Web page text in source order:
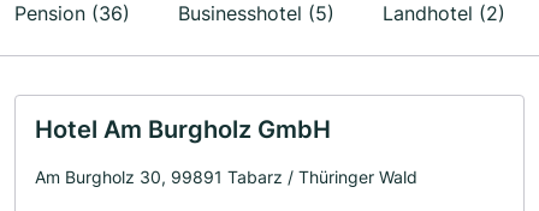
Pension (36) Businesshotel (5) Landhotel (2)
Hotel Am Burgholz GmbH
Am Burgholz 30, 99891 Tabarz / Thüringer Wald